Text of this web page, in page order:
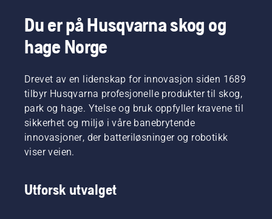
Du er på Husqvarna skog og
hage Norge
Drevet av en lidenskap for innovasjon siden 1689
tilbyr Husqvarna profesjonelle produkter til skog,
park og hage. Ytelse og bruk oppfyller kravene til
sikkerhet og miljø i våre banebrytende
innovasjoner, der batteriløsninger og robotikk
viser veien.
Utforsk utvalget